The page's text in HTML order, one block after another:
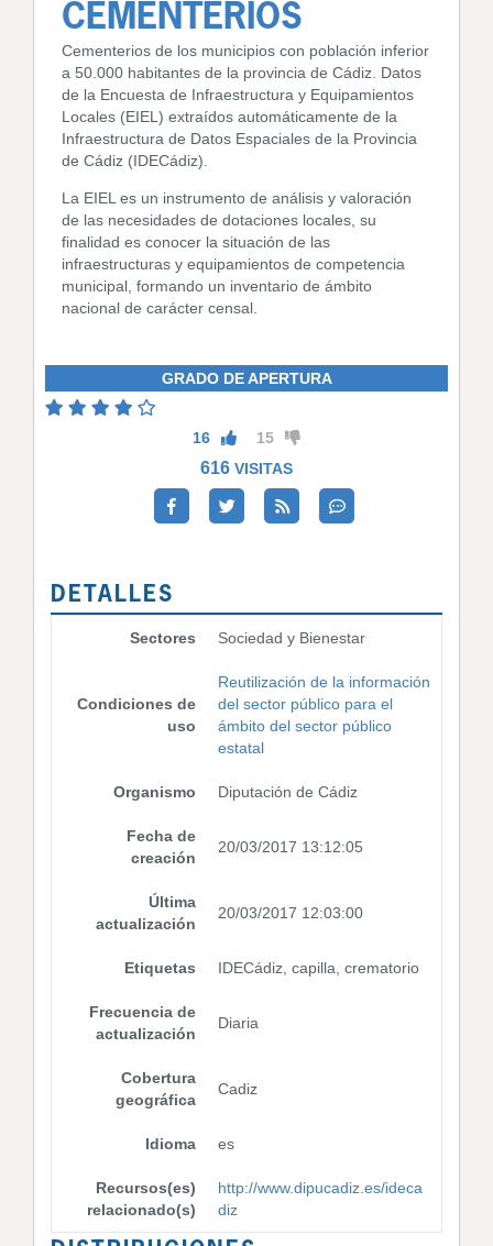
CEMENTERIOS
Cementerios de los municipios con población inferior
a 50.000 habitantes de la provincia de Cádiz. Datos
de la Encuesta de Infraestructura y Equipamientos
Locales (EIEL) extraídos automáticamente de la
Infraestructura de Datos Espaciales de la Provincia
de Cádiz (IDECádiz).
La EIEL es un instrumento de análisis y valoración
de las necesidades de dotaciones locales, su
finalidad es conocer la situación de las
infraestructuras y equipamientos de competencia
municipal, formando un inventario de ámbito
nacional de carácter censal.
GRADO DE APERTURA
16 15
616 VISITAS
DETALLES
Sectores Sociedad y Bienestar
Condiciones de
uso
Reutilización de la información
del sector público para el
ámbito del sector público
estatal
Organismo Diputación de Cádiz
Fecha de
creación
20/03/2017 13:12:05
Última
actualización
20/03/2017 12:03:00
Etiquetas IDECádiz, capilla, crematorio
Frecuencia de
actualización
Diaria
Cobertura
geográfica
Cadiz
Idioma es
Recursos(es)
relacionado(s)
http://www.dipucadiz.es/ideca
diz